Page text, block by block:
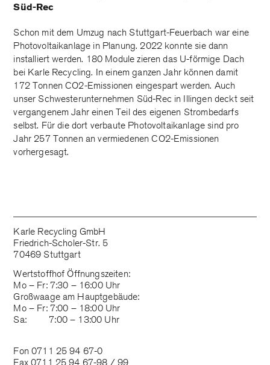
Süd-Rec
Schon mit dem Umzug nach Stuttgart-Feuerbach war eine
Photovoltaikanlage in Planung. 2022 konnte sie dann
installiert werden. 180 Module zieren das U-förmige Dach
bei Karle Recycling. In einem ganzen Jahr können damit
172 Tonnen CO2-Emissionen eingespart werden. Auch
unser Schwesterunternehmen Süd-Rec in Illingen deckt seit
vergangenem Jahr einen Teil des eigenen Strombedarfs
selbst. Für die dort verbaute Photovoltaikanlage sind pro
Jahr 257 Tonnen an vermiedenen CO2-Emissionen
vorhergesagt.
Karle Recycling GmbH
Friedrich-Scholer-Str. 5
70469 Stuttgart
Wertstoffhof Öffnungszeiten:
Mo – Fr: 7:30 – 16:00 Uhr
Großwaage am Hauptgebäude:
Mo – Fr: 7:00 – 18:00 Uhr
Sa: 7:00 – 13:00 Uhr
Fon 0711 25 94 67-0
Fax 0711 25 94 67-98 / 99